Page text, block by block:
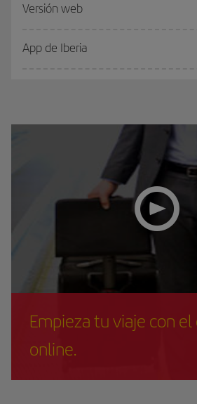
Versión web
App de Iberia
Empieza tu viaje con el
online.